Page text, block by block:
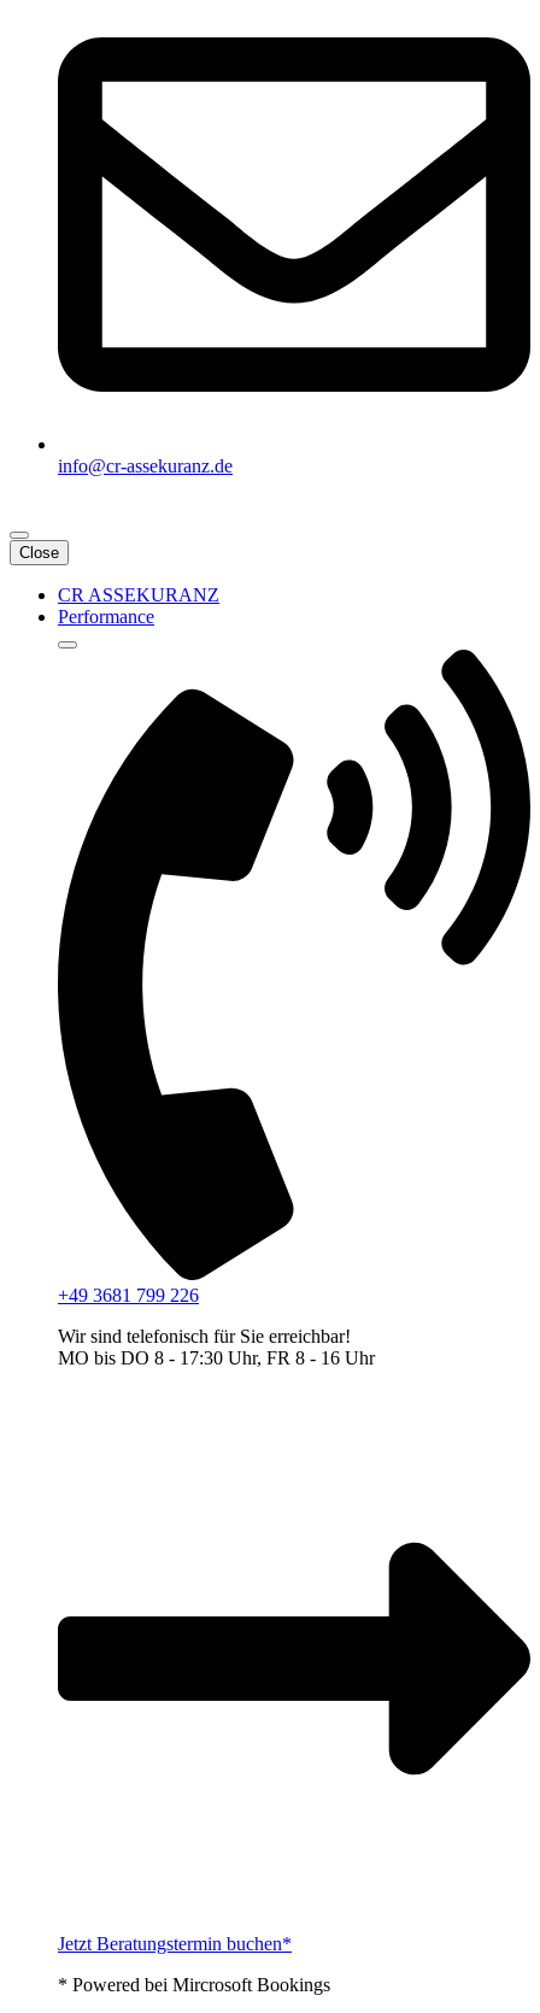
info@cr-assekuranz.de
Close
CR ASSEKURANZ
Performance
+49 3681 799 226
Wir sind telefonisch für Sie erreichbar!
MO bis DO 8 - 17:30 Uhr, FR 8 - 16 Uhr
Jetzt Beratungstermin buchen*
* Powered bei Mircrosoft Bookings